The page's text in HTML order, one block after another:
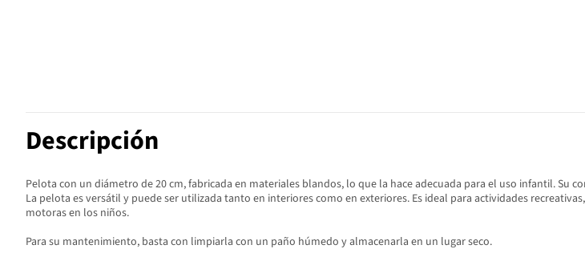
Descripción
Pelota con un diámetro de 20 cm, fabricada en materiales blandos, lo que la hace adecuada para el uso infantil. Su
La pelota es versátil y puede ser utilizada tanto en interiores como en exteriores. Es ideal para actividades
motoras en los niños.
Para su mantenimiento, basta con limpiarla con un paño húmedo y almacenarla en un lugar seco.